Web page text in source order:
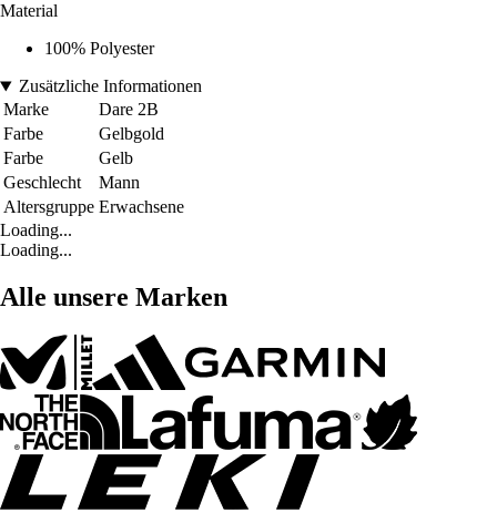
Material
100% Polyester
Zusätzliche Informationen
Marke
Dare 2B
Farbe
Gelbgold
Farbe
Gelb
Geschlecht
Mann
Altersgruppe Erwachsene
Loading...
Loading...
Alle unsere Marken